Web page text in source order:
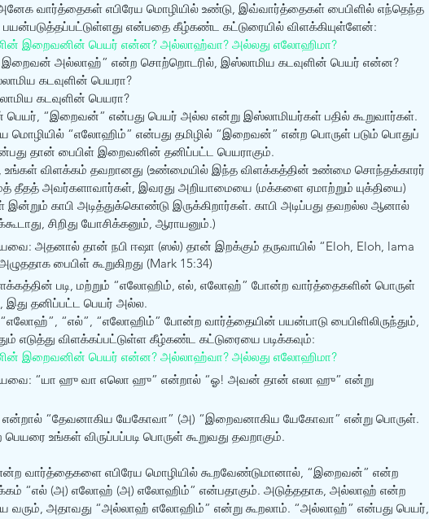
வார்த்தைகள் எபிரேய மொழியில் உண்டு, இவ்வார்த்தைகள் பைபிளில் எந்தெந்த
பயன்படுத்தப்பட்டுள்ளது என்பதை கீழ்கண்ட கட்டுரையில் விளக்கியுள்ளேன்:
இறைவனின் பெயர் என்ன? அல்லாஹ்வா? அல்லது எலோஹிமா?
இறைவன் அல்லாஹ்” என்ற சொற்றொடரில், இஸ்லாமிய கடவுளின் பெயர் என்ன?
கடவுளின் பெயரா?
கடவுளின் பெயரா?
“இறைவன்” என்பது பெயர் அல்ல என்று இஸ்லாமியர்கள் பதில் கூறுவார்கள்.
மொழியில் “எலோஹிம்” என்பது தமிழில் “இறைவன்” என்ற பொருள் படும் பொதுப்
தான் பைபிள் இறைவனின் தனிப்பட்ட பெயராகும்.
உங்கள் விளக்கம் தவறானது (உண்மையில் இந்த விளக்கத்தின் உண்மை சொந்தக்காரர்
தீதத் அவர்களாவார்கள், இவரது அறியாமையை (மக்களை ஏமாற்றும் யுக்தியை)
இன்றும் காபி அடித்துக்கொண்டு இருக்கிறார்கள். காபி அடிப்பது தவறல்ல ஆனால்
சிறிது யோசிக்கனும், ஆராயனும்.)
அதனால் தான் நபி ஈஷா (ஸல்) தான் இறக்கும் தருவாயில் “Eloh, Eloh, lama
பைபிள் கூறுகிறது (Mark 15:34)
படி, மற்றும் “எலோஹிம், எல், எலோஹ்” போன்ற வார்த்தைகளின் பொருள்
தனிப்பட்ட பெயர் அல்ல.
“எலோஹ்”, “எல்”, “எலோஹிம்” போன்ற வார்த்தையின் பயன்பாடு பைபிளிலிருந்தும்,
எடுத்து விளக்கப்பட்டுள்ள கீழ்கண்ட கட்டுரையை படிக்கவும்:
இறைவனின் பெயர் என்ன? அல்லாஹ்வா? அல்லது எலோஹிமா?
“யா ஹு வா எலொ ஹு” என்றால் “ஓ! அவன் தான் எலா ஹு” என்று
“தேவனாகிய யேகோவா” (அ) “இறைவனாகிய யேகோவா” என்று பொருள்.
உங்கள் விருப்பப்படி பொருள் கூறுவது தவறாகும்.
வார்த்தைகளை எபிரேய மொழியில் கூறவேண்டுமானால், “இறைவன்” என்ற
“எல் (அ) எலோஹ் (அ) எலோஹிம்” என்பதாகும். அடுத்ததாக, அல்லாஹ் என்ற
வரும், அதாவது “அல்லாஹ் எலோஹிம்” என்று கூறலாம். “அல்லாஹ்” என்பது பெயர்,